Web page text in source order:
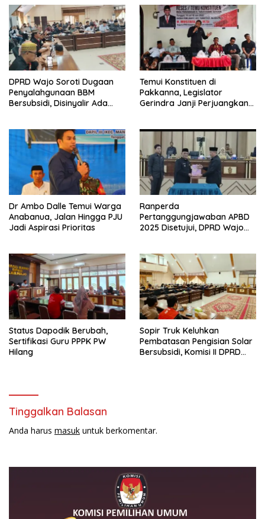
DPRD Wajo Soroti Dugaan
Penyalahgunaan BBM
Bersubsidi, Disinyalir Ada
Temui Konstituen di
Pakkanna, Legislator
Gerindra Janji Perjuangkan
Dr Ambo Dalle Temui Warga
Anabanua, Jalan Hingga PJU
Jadi Aspirasi Prioritas
Ranperda
Pertanggungjawaban APBD
2025 Disetujui, DPRD Wajo
Efektif
Status Dapodik Berubah,
Sertifikasi Guru PPPK PW
Hilang
Sopir Truk Keluhkan
Pembatasan Pengisian Solar
Bersubsidi, Komisi II DPRD
Tinggalkan Balasan
Anda harus masuk untuk berkomentar.